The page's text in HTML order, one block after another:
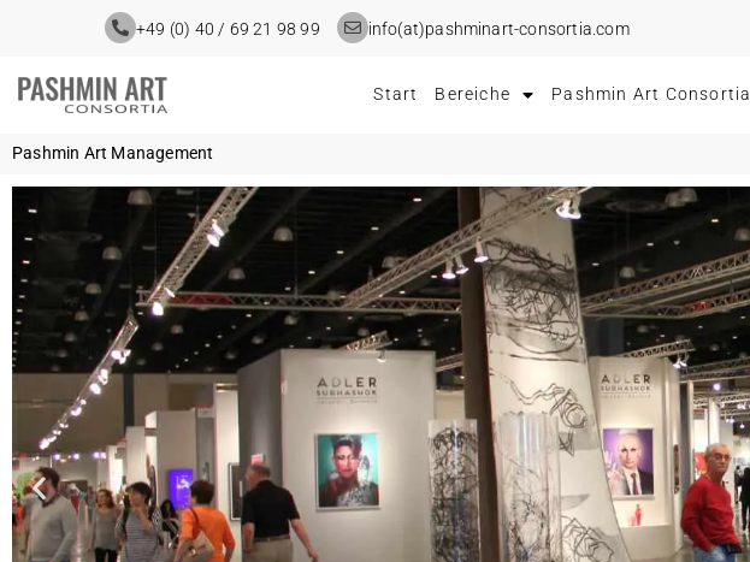
+49 (0) 40 / 69 21 98 99 info(at)pashminart-consortia.com
Start Bereiche Pashmin Art Consortia
Pashmin Art Management